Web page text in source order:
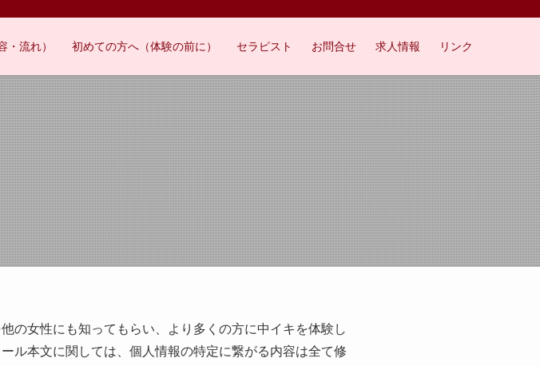
・流れ） 初めての方へ（体験の前に） セラピスト お問合せ 求人情報 リンク
の女性にも知ってもらい、より多くの方に中イキを体験し
ル本文に関しては、個人情報の特定に繋がる内容は全て修